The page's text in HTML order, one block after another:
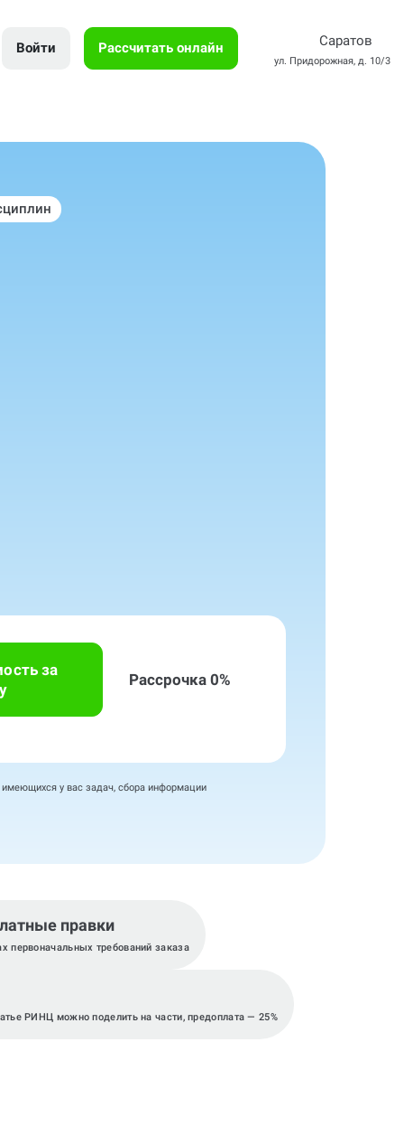
Войти Рассчитать онлайн Саратов
ул. Придорожная, д. 10/3
за
Рассрочка 0%
имеющихся у вас задач, сбора информации
правки
первоначальных требований заказа
РИНЦ можно поделить на части, предоплата — 25%